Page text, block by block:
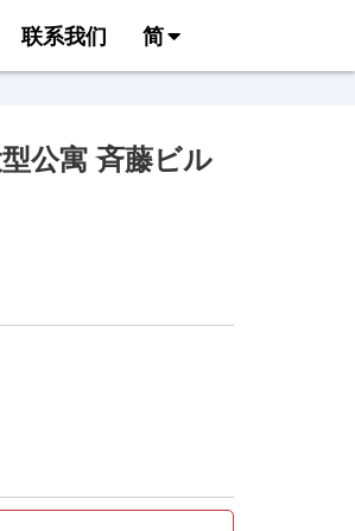
联系我们 简
公寓 斉藤ビル